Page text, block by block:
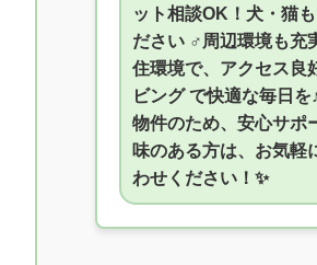
ット相談OK！犬・猫も
ださい ‍♂️周辺環境も充
住環境で、アクセス良
ビング で快適な毎日を
物件のため、安心サポ
味のある方は、お気軽
わせください！✨